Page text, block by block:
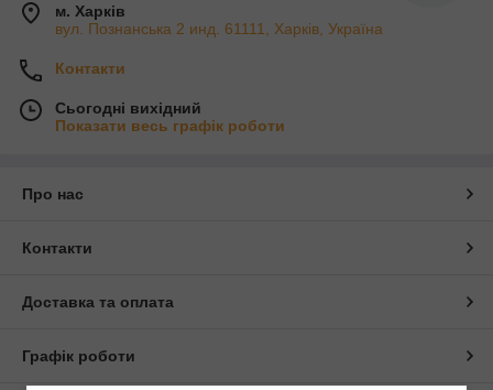
м. Харків
вул. Познанська 2 инд. 61111, Харків, Україна
Контакти
Сьогодні вихідний
Показати весь графік роботи
Про нас
Контакти
Доставка та оплата
Графік роботи